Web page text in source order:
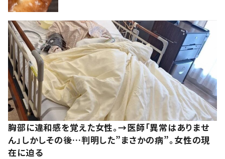
胸部に違和感を覚えた女性。→医師「異常はありませ
ん」しかしその後…判明した”まさかの病”。女性の現
在に迫る